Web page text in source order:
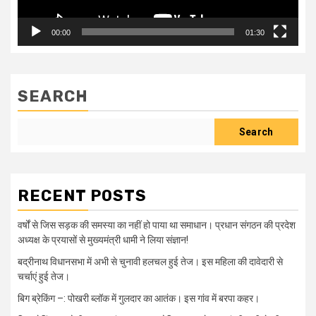
00:00 01:30
SEARCH
Search
RECENT POSTS
वर्षों से जिस सड़क की समस्या का नहीं हो पाया था समाधान। प्रधान संगठन की प्रदेश
अध्यक्ष के प्रयासों से मुख्यमंत्री धामी ने लिया संज्ञान!
बद्रीनाथ विधानसभा में अभी से चुनावी हलचल हुई तेज। इस महिला की दावेदारी से
चर्चाएं हुई तेज।
बिग ब्रेकिंग –: पोखरी ब्लॉक में गुलदार का आतंक। इस गांव में बरपा कहर।